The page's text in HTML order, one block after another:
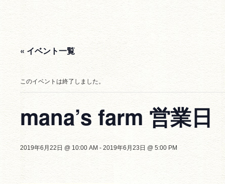
« イベント一覧
このイベントは終了しました。
mana’s farm 営業日
2019年6月22日 @ 10:00 AM - 2019年6月23日 @ 5:00 PM